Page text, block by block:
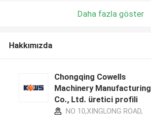
Daha fazla göster
Hakkımızda
Chongqing Cowells
Machinery Manufacturing
Co., Ltd. üretici profili
NO 10,XINGLONG ROAD,